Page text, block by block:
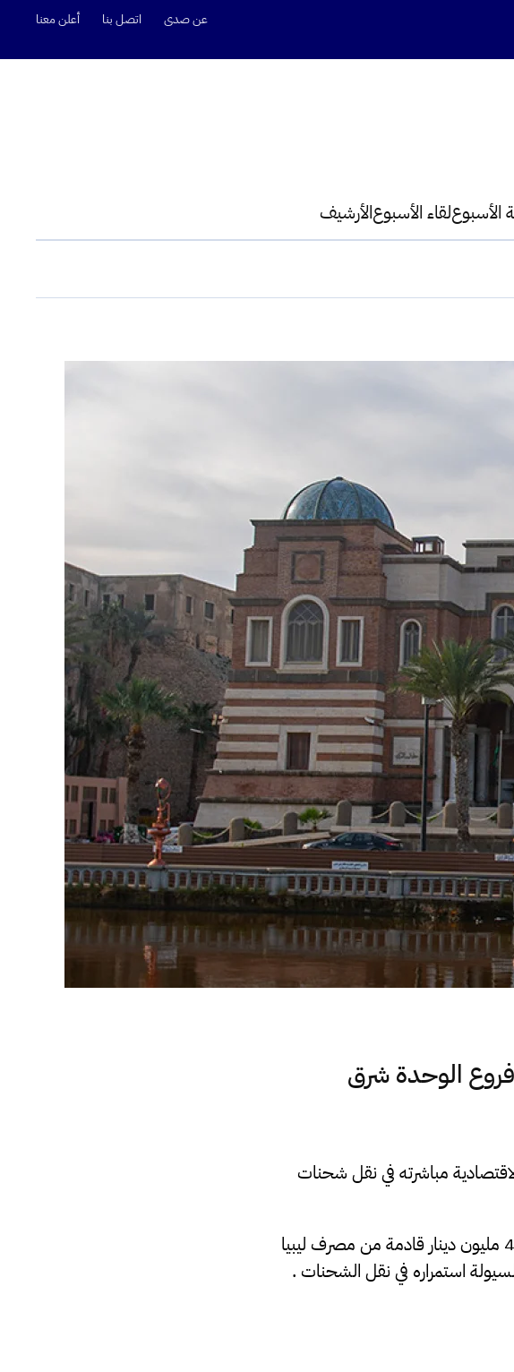
عن صدى اتصل بنا أعلن معنا
الأسبوعلقاء الأسبوعالأرشيف
مليون إلى فروع الوحدة شرق
مباشرته في نقل شحنات
حيث وصلت منذ لحظات شحنة سيولة لمطار بنينا بنغازي بقيمة 45 مليون دينار قادمة من مصرف ليبيا
استمراره في نقل الشحنات .